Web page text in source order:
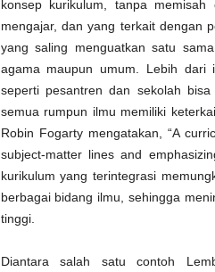
konsep kurikulum tanpa memisah
mengajar, dan yang terkait dengan
yangsaling menguatkan satu sama
agama maupun umum Lebih dari
seperti pesantren dan sekolah bisa
semua rumpun ilmu memiliki
Robin Fogarty mengatakan
“A
subject-matter lines and
kurikulum yangterintegrasi
berbagai bidang ilmu ,sehingga
tinggi.
Diantara salah satu contoh